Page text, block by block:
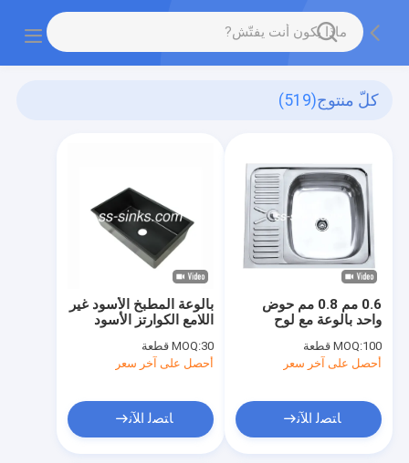
كلّ منتوج(519)
بالوعة المطبخ الأسود غير
اللامع الكوارتز الأسود
MOQ:30 قطعة
أحصل على آخر سعر
ﺎﺘﺼﻟ ﺍﻶﻧ
0.6 مم 0.8 مم حوض
واحد بالوعة مع لوح
MOQ:100 قطعة
أحصل على آخر سعر
ﺎﺘﺼﻟ ﺍﻶﻧ